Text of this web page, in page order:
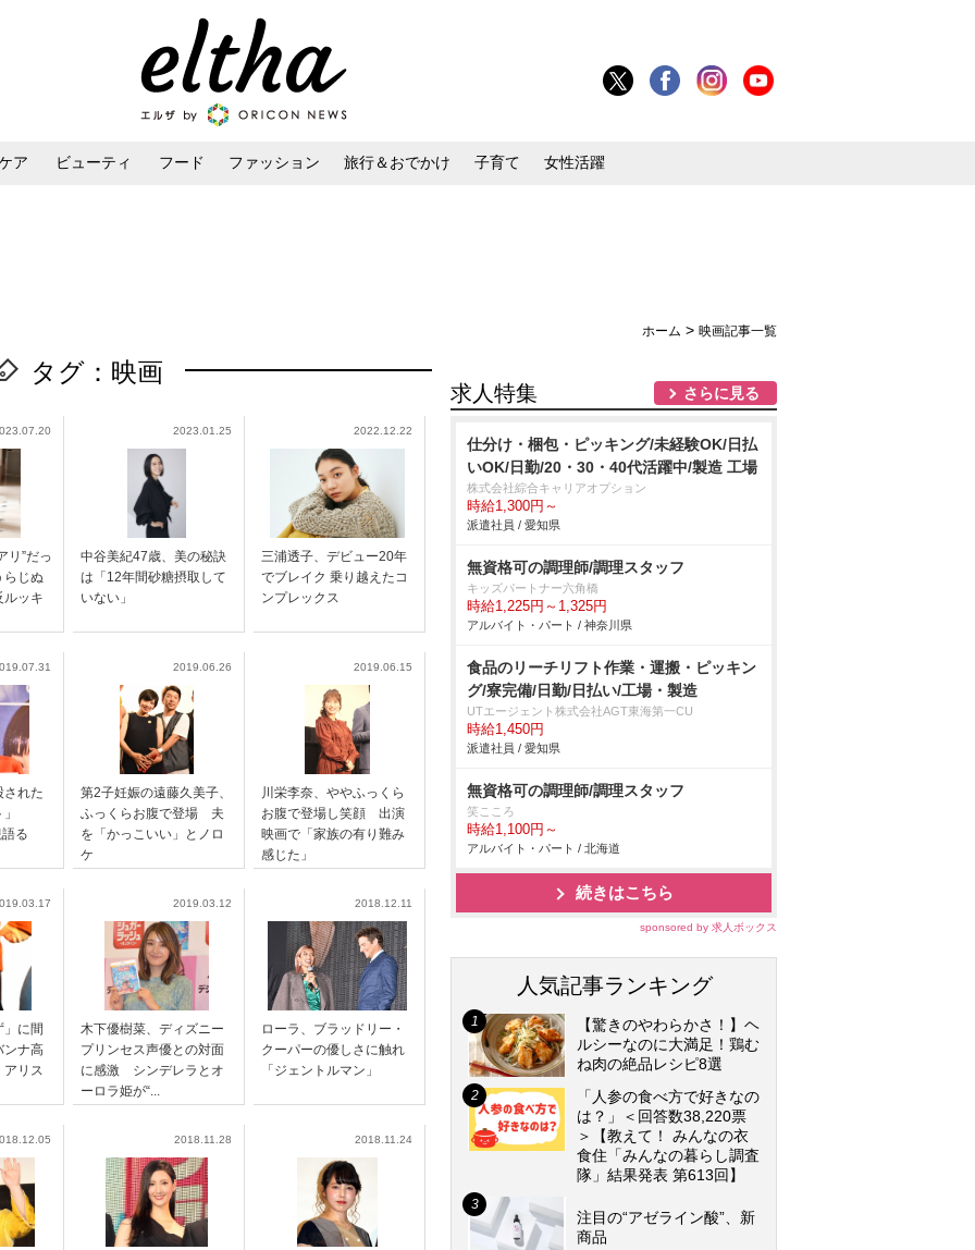
ア ビューティ フード ファッション 旅行＆おでかけ 子育て 女性活躍
ホーム > 映画記事一覧
タグ：映画
リ”だっ
らじぬ
ルッキ
2023.01.25
中谷美紀47歳、美の秘訣
は「12年間砂糖摂取して
いない」
2022.12.22
三浦透子、デビュー20年
でブレイク 乗り越えたコ
ンプレックス
された
」
る
2019.06.26
第2子妊娠の遠藤久美子、
ふっくらお腹で登場 夫
を「かっこいい」とノロ
ケ
2019.06.15
川栄李奈、ややふっくら
お腹で登場し笑顔 出演
映画で「家族の有り難み
感じた」
に間
ナ高
リス
2019.03.12
木下優樹菜、ディズニー
プリンセス声優との対面
に感激 シンデレラとオ
ーロラ姫が“...
2018.12.11
ローラ、ブラッドリー・
クーパーの優しさに触れ
「ジェントルマン」
2018.11.28 2018.11.24
求人特集 さらに見る
仕分け・梱包・ピッキング/未経験OK/日払
いOK/日勤/20・30・40代活躍中/製造 工場
株式会社綜合キャリアオプション
時給1,300円～
派遣社員 / 愛知県
無資格可の調理師/調理スタッフ
キッズパートナー六角橋
時給1,225円～1,325円
アルバイト・パート / 神奈川県
食品のリーチリフト作業・運搬・ピッキン
グ/寮完備/日勤/日払い/工場・製造
UTエージェント株式会社AGT東海第一CU
時給1,450円
派遣社員 / 愛知県
無資格可の調理師/調理スタッフ
笑こころ
時給1,100円～
アルバイト・パート / 北海道
続きはこちら
sponsored by 求人ボックス
人気記事ランキング
【驚きのやわらかさ！】ヘ
ルシーなのに大満足！鶏む
ね肉の絶品レシピ8選
「人参の食べ方で好きなの
は？」＜回答数38,220票
＞【教えて！ みんなの衣
食住「みんなの暮らし調査
隊」結果発表 第613回】
注目の“アゼライン酸”、新
商品